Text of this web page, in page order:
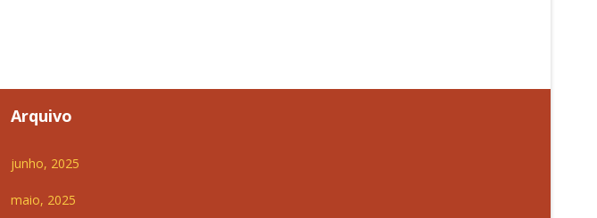
Arquivo
junho, 2025
maio, 2025